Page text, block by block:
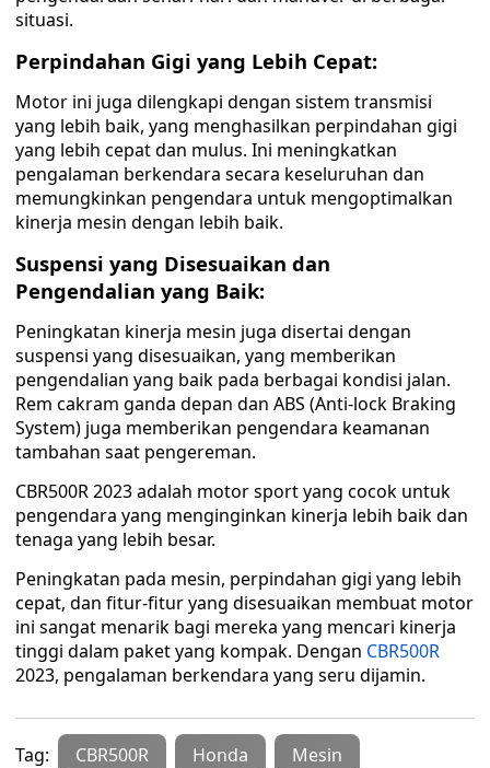
situasi.
Perpindahan Gigi yang Lebih Cepat:
Motor ini juga dilengkapi dengan sistem transmisi
yang lebih baik, yang menghasilkan perpindahan gigi
yang lebih cepat dan mulus. Ini meningkatkan
pengalaman berkendara secara keseluruhan dan
memungkinkan pengendara untuk mengoptimalkan
kinerja mesin dengan lebih baik.
Suspensi yang Disesuaikan dan
Pengendalian yang Baik:
Peningkatan kinerja mesin juga disertai dengan
suspensi yang disesuaikan, yang memberikan
pengendalian yang baik pada berbagai kondisi jalan.
Rem cakram ganda depan dan ABS (Anti-lock Braking
System) juga memberikan pengendara keamanan
tambahan saat pengereman.
CBR500R 2023 adalah motor sport yang cocok untuk
pengendara yang menginginkan kinerja lebih baik dan
tenaga yang lebih besar.
Peningkatan pada mesin, perpindahan gigi yang lebih
cepat, dan fitur-fitur yang disesuaikan membuat motor
ini sangat menarik bagi mereka yang mencari kinerja
tinggi dalam paket yang kompak. Dengan CBR500R
2023, pengalaman berkendara yang seru dijamin.
Tag: CBR500R Honda Mesin